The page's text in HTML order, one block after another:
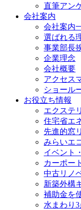
直筆アン
会社案内
会社案内
選ばれる
事業部長
企業理念
会社概要
アクセス
ショール
お役立ち情報
エクステ
住宅省エ
先進的窓
みらいエ
イベント
カーポー
中古リノ
新築外構
補助金を
水まわり